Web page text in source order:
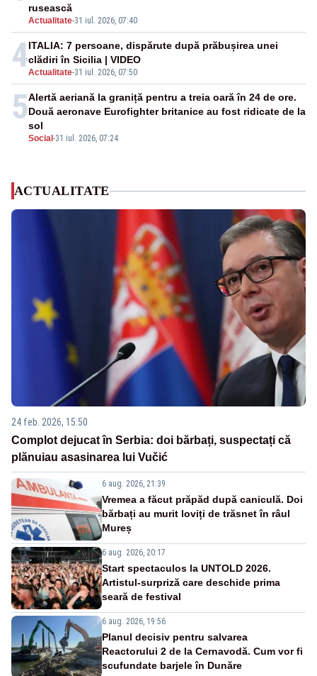
Actualitate-31 iul. 2026, 07:40
rusească
4Actualitate-31 iul. 2026, 07:50
ITALIA: 7 persoane, dispărute după prăbușirea unei
clădiri în Sicilia | VIDEO
5
Social -31 iul. 2026, 07:24
Alertă aeriană la graniță pentru a treia oară în 24 de ore.
Două aeronave Eurofighter britanice au fost ridicate de la
sol
ACTUALITATE
24 feb. 2026, 15:50
Complot dejucat în Serbia: doi bărbați, suspectați că
plănuiau asasinarea lui Vučić
6 aug. 2026, 21:39
Vremea a făcut prăpăd după caniculă. Doi
bărbați au murit loviți de trăsnet în râul
Mureș
6 aug. 2026, 20:17
Start spectaculos la UNTOLD 2026.
Artistul-surpriză care deschide prima
seară de festival
6 aug. 2026, 19:56
Planul decisiv pentru salvarea
Reactorului 2 de la Cernavodă. Cum vor fi
scufundate barjele în Dunăre